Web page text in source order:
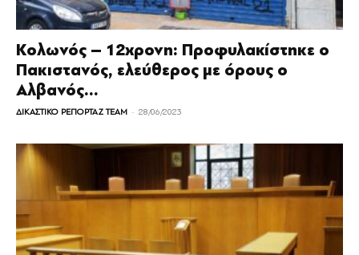
Κολωνός – 12χρονη: Προφυλακίστηκε ο
Πακιστανός, ελεύθερος με όρους ο
Αλβανός...
ΔΙΚΑΣΤΙΚΟ ΡΕΠΟΡΤΑΖ TEAM - 28/06/2023